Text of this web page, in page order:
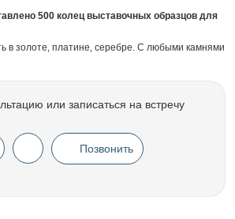
500 колец выставочных образцов для
в золоте, платине, серебре. С любыми камнями
или записаться на встречу
Позвонить